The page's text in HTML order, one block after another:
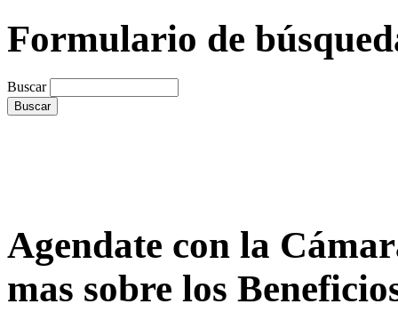
Formulario de
Buscar
Agendate con la
mas sobre los